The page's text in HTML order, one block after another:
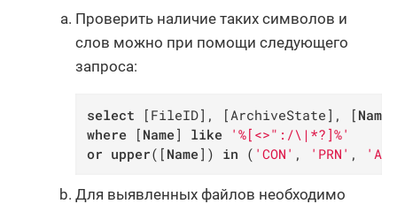
Проверить наличие таких символов и
слов можно при помощи следующего
запроса:
select [FileID], [ArchiveState], [ Name
where [ Name ] like
'%[<>":/\|*?]%'
or upper([ Name ]) in ( 'CON' , 'PRN' ,
Для выявленных файлов необходимо